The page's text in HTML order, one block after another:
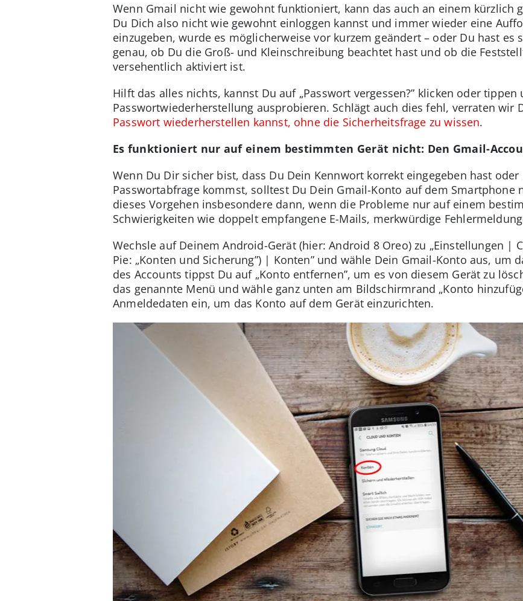
Wenn Gmail nicht wie gewohnt funktioniert, kann das auch an einem kürzlich
Du Dich also nicht wie gewohnt einloggen kannst und immer wieder eine
einzugeben, wurde es möglicherweise vor kurzem geändert – oder Du hast es
genau, ob Du die Groß- und Kleinschreibung beachtet hast und ob die
versehentlich aktiviert ist.
Hilft das alles nichts, kannst Du auf „Passwort vergessen?” klicken oder
Passwortwiederherstellung ausprobieren. Schlägt auch dies fehl, verraten wir
Passwort wiederherstellen kannst, ohne die Sicherheitsfrage zu wissen.
Es funktioniert nur auf einem bestimmten Gerät nicht: Den Gmail-
Wenn Du Dir sicher bist, dass Du Dein Kennwort korrekt eingegeben hast
Passwortabfrage kommst, solltest Du Dein Gmail-Konto auf dem
dieses Vorgehen insbesondere dann, wenn die Probleme nur auf einem
Schwierigkeiten wie doppelt empfangene E-Mails, merkwürdige
Wechsle auf Deinem Android-Gerät (hier: Android 8 Oreo) zu „Einstellungen |
Pie: „Konten und Sicherung”) | Konten” und wähle Dein Gmail-Konto aus, um
des Accounts tippst Du auf „Konto entfernen”, um es von diesem Gerät zu
das genannte Menü und wähle ganz unten am Bildschirmrand „Konto
Anmeldedaten ein, um das Konto auf dem Gerät einzurichten.